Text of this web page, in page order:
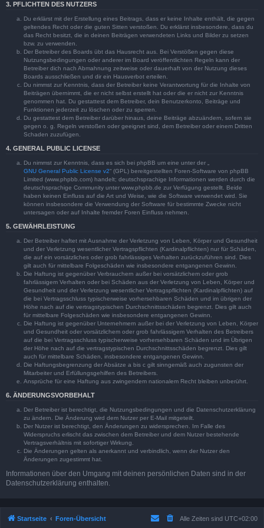
3. PFLICHTEN DES NUTZERS
Du erklärst mit der Erstellung eines Beitrags, dass er keine Inhalte enthält, die gegen
geltendes Recht oder die guten Sitten verstoßen. Du erklärst insbesondere, dass du
das Recht besitzt, die in deinen Beiträgen verwendeten Links und Bilder zu setzen
bzw. zu verwenden.
Der Betreiber des Boards übt das Hausrecht aus. Bei Verstößen gegen diese
Nutzungsbedingungen oder anderer im Board veröffentlichten Regeln kann der
Betreiber dich nach Abmahnung zeitweise oder dauerhaft von der Nutzung dieses
Boards ausschließen und dir ein Hausverbot erteilen.
Du nimmst zur Kenntnis, dass der Betreiber keine Verantwortung für die Inhalte von
Beiträgen übernimmt, die er nicht selbst erstellt hat oder die er nicht zur Kenntnis
genommen hat. Du gestattest dem Betreiber, dein Benutzerkonto, Beiträge und
Funktionen jederzeit zu löschen oder zu sperren.
Du gestattest dem Betreiber darüber hinaus, deine Beiträge abzuändern, sofern sie
gegen o. g. Regeln verstoßen oder geeignet sind, dem Betreiber oder einem Dritten
Schaden zuzufügen.
4. GENERAL PUBLIC LICENSE
Du nimmst zur Kenntnis, dass es sich bei phpBB um eine unter der „
GNU General Public License v2“ (GPL) bereitgestellten Foren-Software von phpBB
Limited (www.phpbb.com) handelt; deutschsprachige Informationen werden durch die
deutschsprachige Community unter www.phpbb.de zur Verfügung gestellt. Beide
haben keinen Einfluss auf die Art und Weise, wie die Software verwendet wird. Sie
können insbesondere die Verwendung der Software für bestimmte Zwecke nicht
untersagen oder auf Inhalte fremder Foren Einfluss nehmen.
5. GEWÄHRLEISTUNG
Der Betreiber haftet mit Ausnahme der Verletzung von Leben, Körper und Gesundheit
und der Verletzung wesentlicher Vertragspflichten (Kardinalpflichten) nur für Schäden,
die auf ein vorsätzliches oder grob fahrlässiges Verhalten zurückzuführen sind. Dies
gilt auch für mittelbare Folgeschäden wie insbesondere entgangenen Gewinn.
Die Haftung ist gegenüber Verbrauchern außer bei vorsätzlichem oder grob
fahrlässigem Verhalten oder bei Schäden aus der Verletzung von Leben, Körper und
Gesundheit und der Verletzung wesentlicher Vertragspflichten (Kardinalpflichten) auf
die bei Vertragsschluss typischerweise vorhersehbaren Schäden und im übrigen der
Höhe nach auf die vertragstypischen Durchschnittsschäden begrenzt. Dies gilt auch
für mittelbare Folgeschäden wie insbesondere entgangenen Gewinn.
Die Haftung ist gegenüber Unternehmern außer bei der Verletzung von Leben, Körper
und Gesundheit oder vorsätzlichem oder grob fahrlässigem Verhalten des Betreibers
auf die bei Vertragsschluss typischerweise vorhersehbaren Schäden und im Übrigen
der Höhe nach auf die vertragstypischen Durchschnittsschäden begrenzt. Dies gilt
auch für mittelbare Schäden, insbesondere entgangenen Gewinn.
Die Haftungsbegrenzung der Absätze a bis c gilt sinngemäß auch zugunsten der
Mitarbeiter und Erfüllungsgehilfen des Betreibers.
Ansprüche für eine Haftung aus zwingendem nationalem Recht bleiben unberührt.
6. ÄNDERUNGSVORBEHALT
Der Betreiber ist berechtigt, die Nutzungsbedingungen und die Datenschutzerklärung
zu ändern. Die Änderung wird dem Nutzer per E-Mail mitgeteilt.
Der Nutzer ist berechtigt, den Änderungen zu widersprechen. Im Falle des
Widerspruchs erlischt das zwischen dem Betreiber und dem Nutzer bestehende
Vertragsverhältnis mit sofortiger Wirkung.
Die Änderungen gelten als anerkannt und verbindlich, wenn der Nutzer den
Änderungen zugestimmt hat.
Informationen über den Umgang mit deinen persönlichen Daten sind in der
Datenschutzerklärung enthalten.
Startseite Foren-Übersicht Alle Zeiten sind UTC+02:00